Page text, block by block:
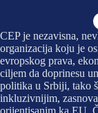
CEP je nezavisna,
organizacija koju je
evropskog prava,
ciljem da doprinesu
politika u Srbiji, tako
inkluzivnijim,
orijentisanim ka EU.